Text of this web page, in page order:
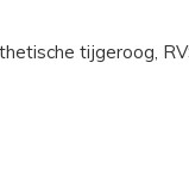
tijgeroog,